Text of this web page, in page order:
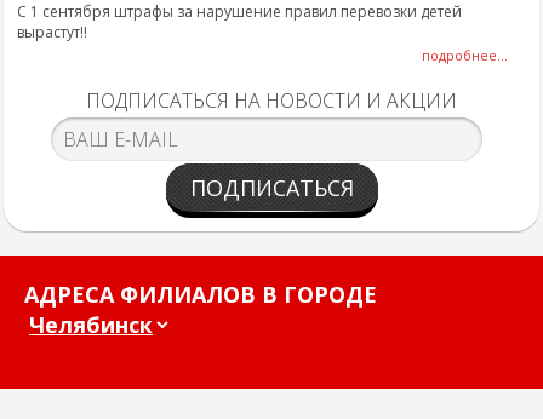
С 1 сентября штрафы за нарушение правил перевозки детей
вырастут!!
подробнее...
ПОДПИСАТЬСЯ НА НОВОСТИ И АКЦИИ
ПОДПИСАТЬСЯ
АДРЕСА ФИЛИАЛОВ В ГОРОДЕ